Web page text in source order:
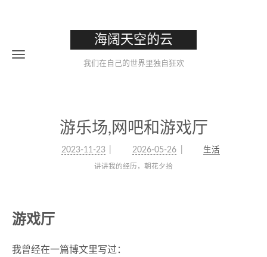
海阔天空的云
我们在自己的世界里独自狂欢
游乐场,网吧和游戏厅
2023-11-23 2026-05-26 生活
讲讲我的经历，朝花夕拾
游戏厅
我曾经在一篇博文里写过：